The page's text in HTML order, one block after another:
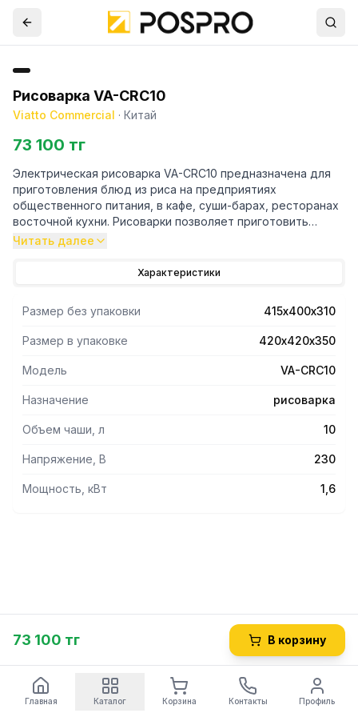
Рисоварка VA-CRC10
Viatto Commercial · Китай
73 100 тг
Электрическая рисоварка VA-CRC10 предназначена для
приготовления блюд из риса на предприятиях
общественного питания, в кафе, суши-барах, ресторанах
восточной кухни. Рисоварки позволяет приготовить
большое количество риса, не повреждая его структуры,
алюминиевого сплава с антипригарным покрытием.
позволяют избежать ожогов. По окончании готовки
автоматически переходит в режим поддержания риса в
разогретом состоянии.
Максимальная загрузка сырого риса - 2.5 кг, количество
Читать далее
Характеристики
Размер без упаковки 415х400х310
Размер в упаковке 420х420х350
Модель VA-CRC10
Назначение рисоварка
Объем чаши, л 10
Напряжение, В 230
Мощность, кВт 1,6
73 100 тг В корзину
Главная Каталог Корзина Контакты Профиль